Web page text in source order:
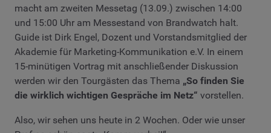
macht am zweiten Messetag (13.09.) zwischen 14:00
und 15:00 Uhr am Messestand von Brandwatch halt.
Guide ist Dirk Engel, Dozent und Vorstandsmitglied der
Akademie für Marketing-Kommunikation e.V. In einem
15-minütigen Vortrag mit anschließender Diskussion
werden wir den Tourgästen das Thema „So finden Sie
die wirklich wichtigen Gespräche im Netz“ vorstellen.
Also, wir sehen uns heute in 2 Wochen. Oder wie unser